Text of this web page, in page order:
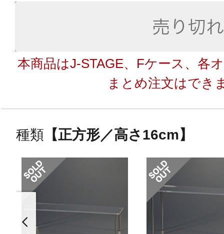
本商品はJ-STAGE、Fケース、各
まとめ注文はでき
種類 【正方形／高さ16cm】